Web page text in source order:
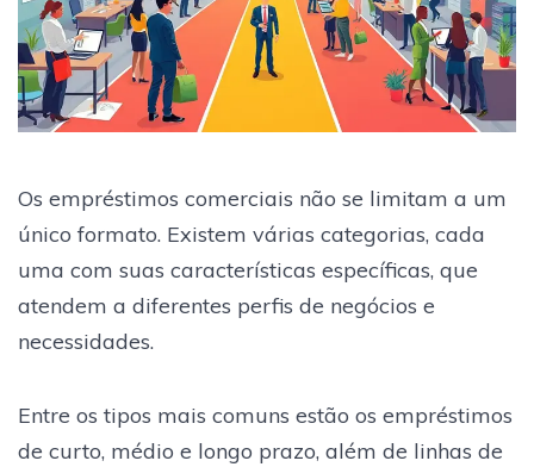
Os empréstimos comerciais não se limitam a um
único formato. Existem várias categorias, cada
uma com suas características específicas, que
atendem a diferentes perfis de negócios e
necessidades.
Entre os tipos mais comuns estão os empréstimos
de curto, médio e longo prazo, além de linhas de